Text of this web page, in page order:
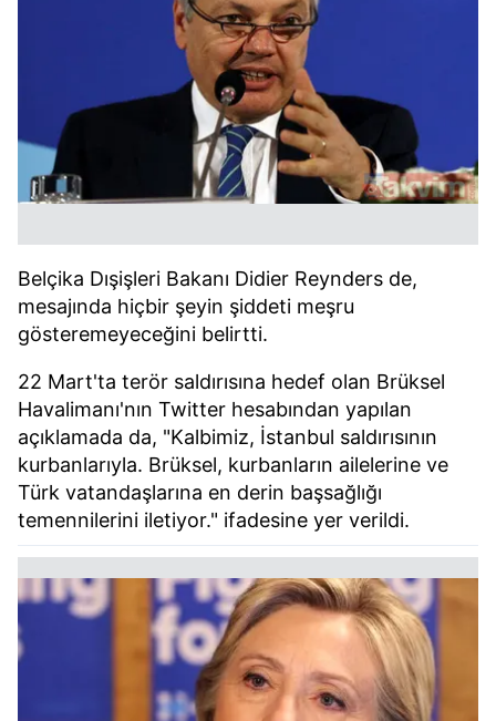
Belçika Dışişleri Bakanı Didier Reynders de,
mesajında hiçbir şeyin şiddeti meşru
gösteremeyeceğini belirtti.
22 Mart'ta terör saldırısına hedef olan Brüksel
Havalimanı'nın Twitter hesabından yapılan
açıklamada da, "Kalbimiz, İstanbul saldırısının
kurbanlarıyla. Brüksel, kurbanların ailelerine ve
Türk vatandaşlarına en derin başsağlığı
temennilerini iletiyor." ifadesine yer verildi.